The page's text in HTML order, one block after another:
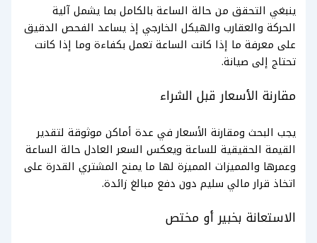
ينبغي التحقق من حالة الساعة بالكامل بما يشمل آلية
الحركة والعقارب والهيكل الخارجي إذ يساعد الفحص الدقيق
على معرفة ما إذا كانت الساعة تعمل بكفاءة وما إذا كانت
تحتاج إلى صيانة.
مقارنة الأسعار قبل الشراء
يجب البحث ومقارنة الأسعار في عدة أماكن موثوقة لتقدير
القيمة الحقيقية للساعة ويعكس السعر العادل حالة الساعة
وعمرها والمميزات المميزة لها ما يمنح المشتري القدرة على
اتخاذ قرار مالي سليم دون دفع مبالغ زائدة.
الاستعانة بخبير أو مختص